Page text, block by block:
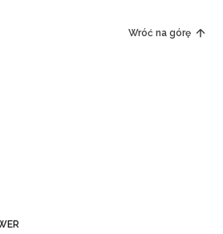
Wróć na górę